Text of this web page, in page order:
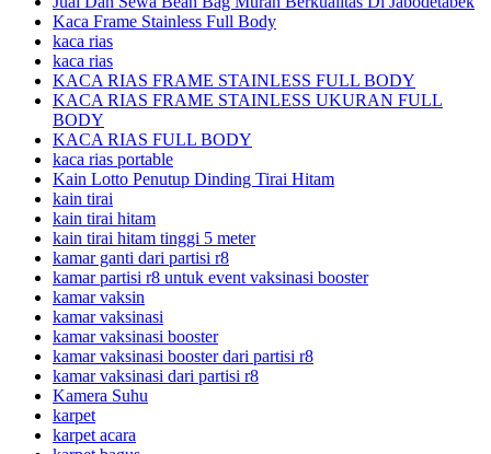
Kaca Frame Stainless Full Body
kaca rias
kaca rias
KACA RIAS FRAME STAINLESS FULL BODY
KACA RIAS FRAME STAINLESS UKURAN FULL
BODY
KACA RIAS FULL BODY
kaca rias portable
Kain Lotto Penutup Dinding Tirai Hitam
kain tirai
kain tirai hitam
kain tirai hitam tinggi 5 meter
kamar ganti dari partisi r8
kamar partisi r8 untuk event vaksinasi booster
kamar vaksin
kamar vaksinasi
kamar vaksinasi booster
kamar vaksinasi booster dari partisi r8
kamar vaksinasi dari partisi r8
Kamera Suhu
karpet
karpet acara